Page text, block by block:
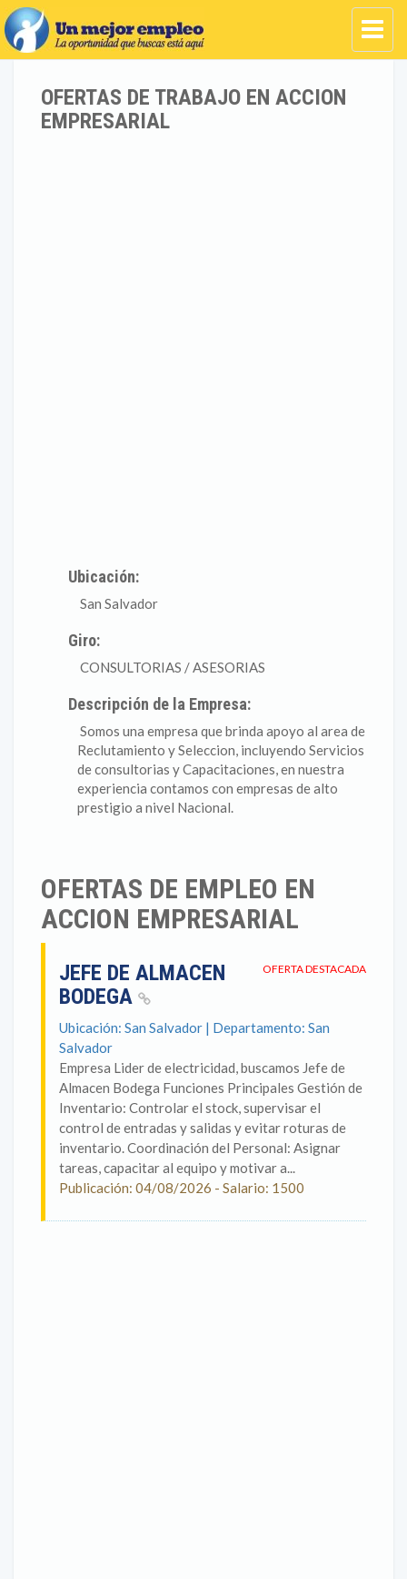
OFERTAS DE TRABAJO EN ACCION
EMPRESARIAL
Ubicación:
San Salvador
Giro:
CONSULTORIAS / ASESORIAS
Descripción de la Empresa:
Somos una empresa que brinda apoyo al area de
Reclutamiento y Seleccion, incluyendo Servicios
de consultorias y Capacitaciones, en nuestra
experiencia contamos con empresas de alto
prestigio a nivel Nacional.
OFERTAS DE EMPLEO EN
ACCION EMPRESARIAL
OFERTA DESTACADA
JEFE DE ALMACEN
BODEGA
Ubicación: San Salvador | Departamento: San
Salvador
Empresa Lider de electricidad, buscamos Jefe de
Almacen Bodega Funciones Principales Gestión de
Inventario: Controlar el stock, supervisar el
control de entradas y salidas y evitar roturas de
inventario. Coordinación del Personal: Asignar
tareas, capacitar al equipo y motivar a...
Publicación: 04/08/2026 - Salario: 1500